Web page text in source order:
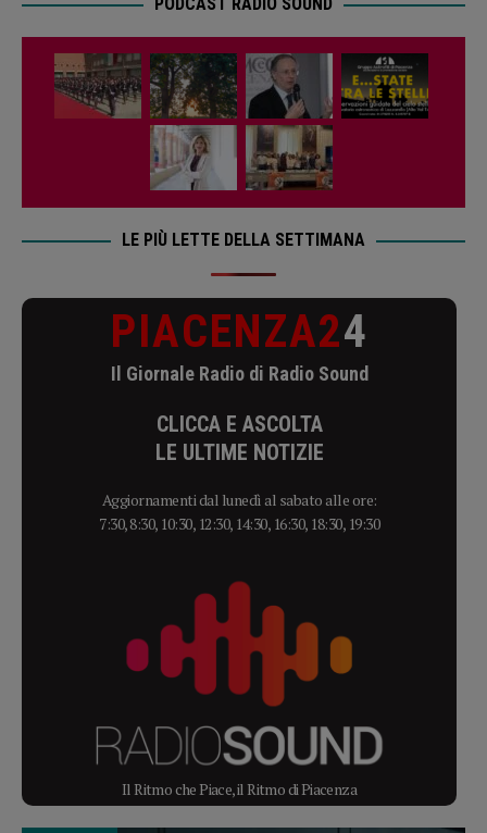
LE PIÙ LETTE DELLA SETTIMANA
PIACENZA24
Il Giornale Radio di Radio Sound
CLICCA E ASCOLTA
LE ULTIME NOTIZIE
Aggiornamenti dal lunedì al sabato alle ore:
7:30, 8:30, 10:30, 12:30, 14:30, 16:30, 18:30, 19:30
Il Ritmo che Piace, il Ritmo di Piacenza